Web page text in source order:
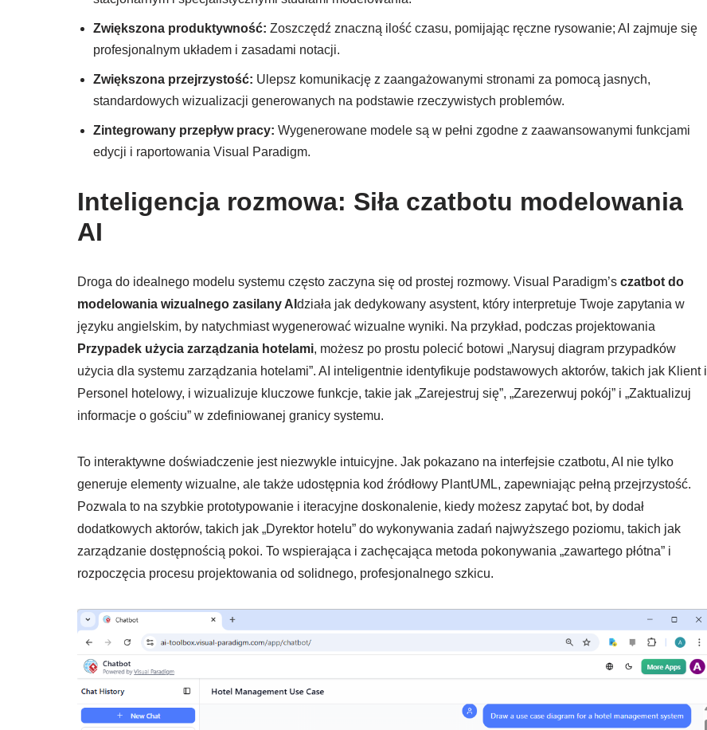
Zwiększona produktywność: Zoszczędź znaczną ilość czasu, pomijając ręczne rysowanie; AI zajmuje się
profesjonalnym układem i zasadami notacji.
Zwiększona przejrzystość: Ulepsz komunikację z zaangażowanymi stronami za pomocą jasnych,
standardowych wizualizacji generowanych na podstawie rzeczywistych problemów.
Zintegrowany przepływ pracy: Wygenerowane modele są w pełni zgodne z zaawansowanymi funkcjami
edycji i raportowania Visual Paradigm.
Inteligencja rozmowa: Siła czatbotu modelowania
AI
Droga do idealnego modelu systemu często zaczyna się od prostej rozmowy. Visual Paradigm’s czatbot do
modelowania wizualnego zasilany AI działa jak dedykowany asystent, który interpretuje Twoje zapytania w
języku angielskim, by natychmiast wygenerować wizualne wyniki. Na przykład, podczas projektowania
Przypadek użycia zarządzania hotelami, możesz po prostu polecić botowi „Narysuj diagram przypadków
użycia dla systemu zarządzania hotelami”. AI inteligentnie identyfikuje podstawowych aktorów, takich jak Klient i
Personel hotelowy, i wizualizuje kluczowe funkcje, takie jak „Zarejestruj się”, „Zarezerwuj pokój” i „Zaktualizuj
informacje o gościu” w zdefiniowanej granicy systemu.
To interaktywne doświadczenie jest niezwykle intuicyjne. Jak pokazano na interfejsie czatbotu, AI nie tylko
generuje elementy wizualne, ale także udostępnia kod źródłowy PlantUML, zapewniając pełną przejrzystość.
Pozwala to na szybkie prototypowanie i iteracyjne doskonalenie, kiedy możesz zapytać bot, by dodał
dodatkowych aktorów, takich jak „Dyrektor hotelu” do wykonywania zadań najwyższego poziomu, takich jak
zarządzanie dostępnością pokoi. To wspierająca i zachęcająca metoda pokonywania „zawartego płótna” i
rozpoczęcia procesu projektowania od solidnego, profesjonalnego szkicu.